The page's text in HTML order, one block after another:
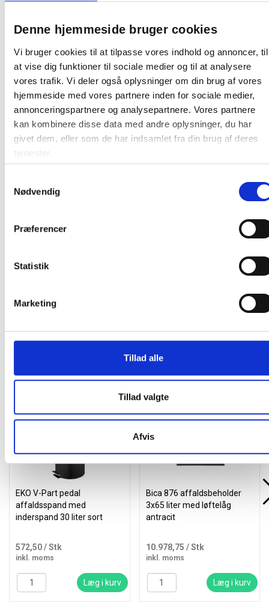
Denne hjemmeside bruger cookies
Vi bruger cookies til at tilpasse vores indhold og annoncer, til
at vise dig funktioner til sociale medier og til at analysere
vores trafik. Vi deler også oplysninger om din brug af vores
hjemmeside med vores partnere inden for sociale medier,
annonceringspartnere og analysepartnere. Vores partnere
kan kombinere disse data med andre oplysninger, du har
givet dem, eller som de har indsamlet fra din brug af deres
tjenester.
Nødvendig
Præferencer
Statistik
Marketing
Tillad alle
Tillad valgte
Afvis
Relaterede produkter
Andre kunder købte også
EKO V-Part pedal
affaldsspand med
inderspand 30 liter sort
572,50/ Stk
inkl. moms
Læg i kurv
Gratis levering
Bica 876 affaldsbeholder
3x65 liter med løftelåg
antracit
10.978,75 / Stk
inkl. moms
Læg i kurv